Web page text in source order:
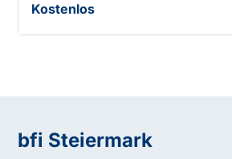
Kostenlos
bfi Steiermark